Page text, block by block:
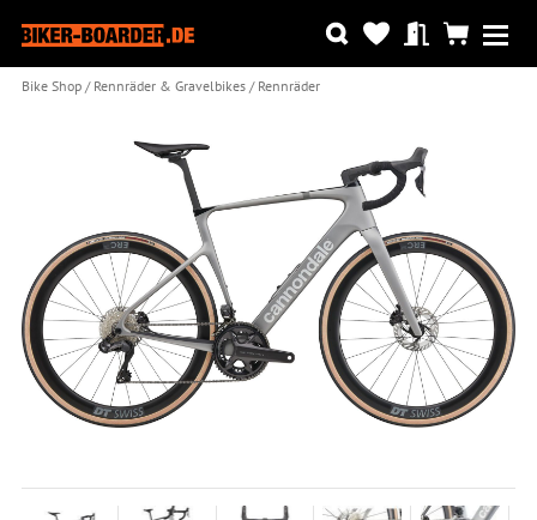
Bike Shop Rennräder & Gravelbikes Rennräder